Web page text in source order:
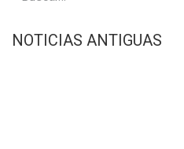
NOTICIAS ANTIGUAS